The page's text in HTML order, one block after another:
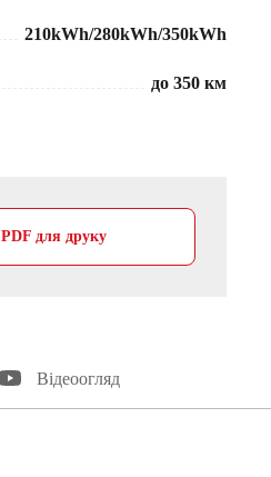
210kWh/280kWh/350kWh
до 350 км
PDF для друку
Відеоогляд